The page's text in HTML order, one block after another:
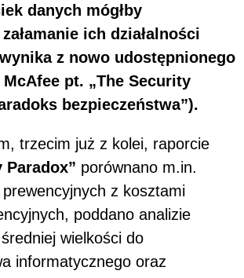
danych mógłby
ich działalności
z nowo udostępnionego
pt. „The Security
bezpieczeństwa”).
trzecim już z kolei, raporcie
Paradox” porównano m.in.
prewencyjnych z kosztami
poddano analizie
wielkości do
informatycznego oraz